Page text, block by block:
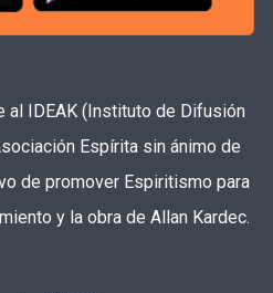
al IDEAK (Instituto de Difusión
Espírita sin ánimo de
de promover Espiritismo para
y la obra de Allan Kardec.